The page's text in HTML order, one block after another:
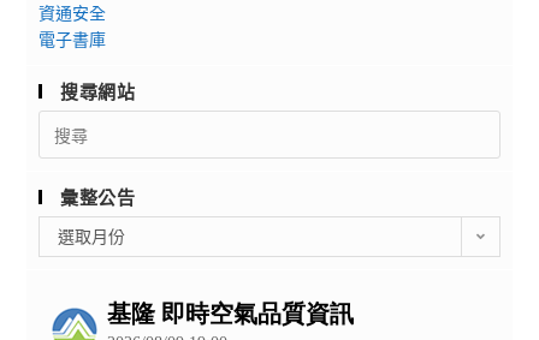
資通安全
電子書庫
搜尋網站
Search
for:
彙整公告
整
選取月份